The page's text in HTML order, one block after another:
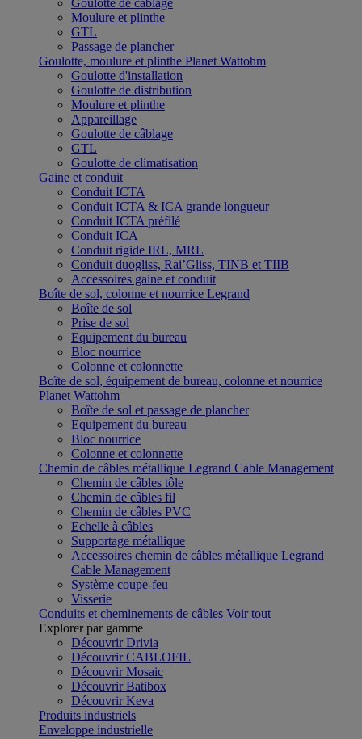
Goulotte de câblage
Moulure et plinthe
GTL
Passage de plancher
Goulotte, moulure et plinthe Planet Wattohm
Goulotte d'installation
Goulotte de distribution
Moulure et plinthe
Appareillage
Goulotte de câblage
GTL
Goulotte de climatisation
Gaine et conduit
Conduit ICTA
Conduit ICTA & ICA grande longueur
Conduit ICTA préfilé
Conduit ICA
Conduit rigide IRL, MRL
Conduit duogliss, Rai’Gliss, TINB et TIIB
Accessoires gaine et conduit
Boîte de sol, colonne et nourrice Legrand
Boîte de sol
Prise de sol
Equipement du bureau
Bloc nourrice
Colonne et colonnette
Boîte de sol, équipement de bureau, colonne et nourrice
Planet Wattohm
Boîte de sol et passage de plancher
Equipement du bureau
Bloc nourrice
Colonne et colonnette
Chemin de câbles métallique Legrand Cable Management
Chemin de câbles tôle
Chemin de câbles fil
Chemin de câbles PVC
Echelle à câbles
Supportage métallique
Accessoires chemin de câbles métallique Legrand
Cable Management
Système coupe-feu
Visserie
Conduits et cheminements de câbles Voir tout
Explorer par gamme
Découvrir Drivia
Découvrir CABLOFIL
Découvrir Mosaic
Découvrir Batibox
Découvrir Keva
Produits industriels
Enveloppe industrielle